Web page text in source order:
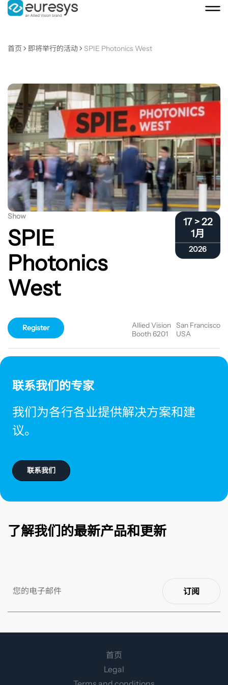
首页 即将举行的活动 SPIE Photonics West
SPIE
Photonics
West
Show
SPIE
Photonics
West
17 > 22
1月
2026
Register
USA
San Francisco
Allied Vision
Booth 6201
联系我们的专家
我们为各行各业提供解决方案和建
议。
联系我们
了解我们的最新产品和更新
订阅
首页
Legal